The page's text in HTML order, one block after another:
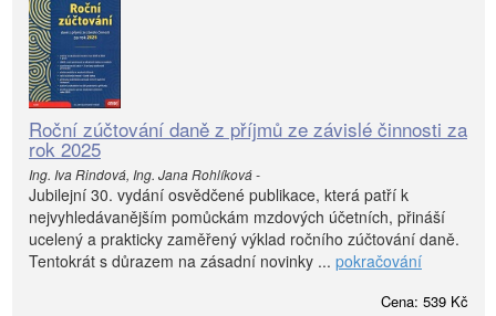
Roční zúčtování daně z příjmů ze závislé činnosti za
rok 2025
Ing. Iva Rindová, Ing. Jana Rohlíková -
Jubilejní 30. vydání osvědčené publikace, která patří k
nejvyhledávanějším pomůckám mzdových účetních, přináší
ucelený a prakticky zaměřený výklad ročního zúčtování daně.
Tentokrát s důrazem na zásadní novinky ... pokračování
Cena: 539 Kč